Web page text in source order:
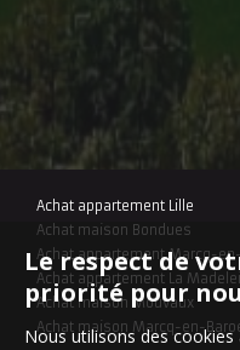
Achat appartement Lille
Achat maison Bondues
Achat appartement Marcq-
Achat appartement La
Achat maison Mouvaux
Achat maison Marcq-en-
Le respect de
priorité pour
Nous utilisons des